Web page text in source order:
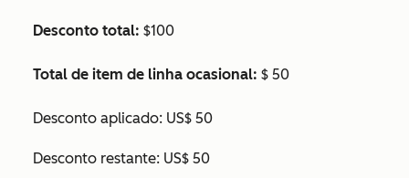
Desconto total: $100
Total de item de linha ocasional: $ 50
Desconto aplicado: US$ 50
Desconto restante: US$ 50